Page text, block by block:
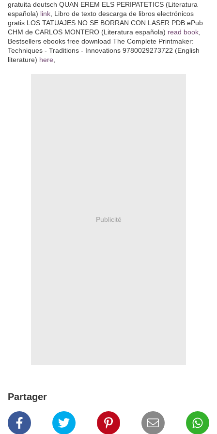
gratuita deutsch QUAN EREM ELS PERIPATETICS (Literatura
española) link, Libro de texto descarga de libros electrónicos
gratis LOS TATUAJES NO SE BORRAN CON LASER PDB ePub
CHM de CARLOS MONTERO (Literatura española) read book,
Bestsellers ebooks free download The Complete Printmaker:
Techniques - Traditions - Innovations 9780029273722 (English
literature) here,
Publicité
Partager